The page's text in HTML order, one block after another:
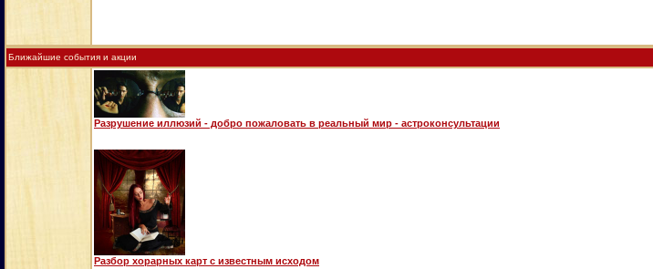
Ближайшие события и акции
Разрушение иллюзий - добро пожаловать в реальный мир - астроконсультации
Разбор хорарных карт с известным исходом